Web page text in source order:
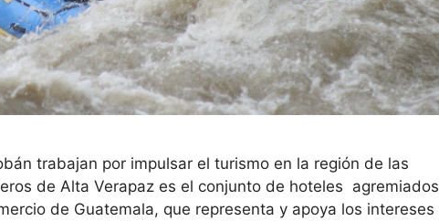
trabajan por impulsar el turismo en la región de las
de Alta Verapaz es el conjunto de hoteles agremiados
de Guatemala, que representa y apoya los intereses